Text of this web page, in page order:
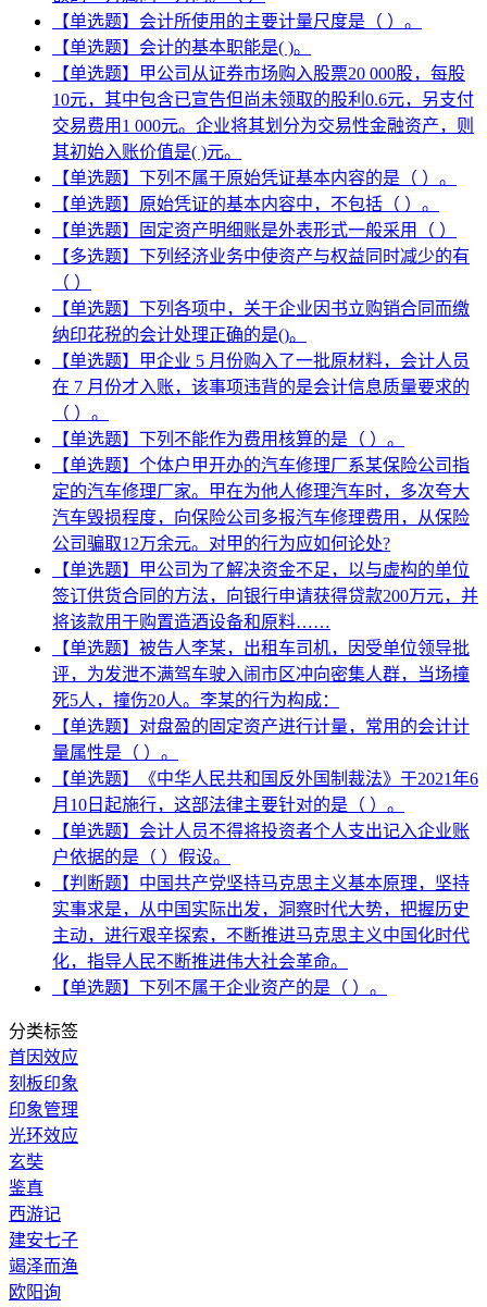
【单选题】会计所使用的主要计量尺度是（ ）。
【单选题】会计的基本职能是( )。
【单选题】甲公司从证券市场购入股票20 000股，每股
10元，其中包含已宣告但尚未领取的股利0.6元，另支付
交易费用1 000元。企业将其划分为交易性金融资产，则
其初始入账价值是( )元。
【单选题】下列不属于原始凭证基本内容的是（ ）。
【单选题】原始凭证的基本内容中，不包括（ ）。
【单选题】固定资产明细账是外表形式一般采用（ ）
【多选题】下列经济业务中使资产与权益同时减少的有
（ ）
【单选题】下列各项中，关于企业因书立购销合同而缴
纳印花税的会计处理正确的是()。
【单选题】甲企业 5 月份购入了一批原材料，会计人员
在 7 月份才入账，该事项违背的是会计信息质量要求的
（ ）。
【单选题】下列不能作为费用核算的是（ ）。
【单选题】个体户甲开办的汽车修理厂系某保险公司指
定的汽车修理厂家。甲在为他人修理汽车时，多次夸大
汽车毁损程度，向保险公司多报汽车修理费用，从保险
公司骗取12万余元。对甲的行为应如何论处?
【单选题】甲公司为了解决资金不足，以与虚构的单位
签订供货合同的方法，向银行申请获得贷款200万元，并
将该款用于购置造酒设备和原料……
【单选题】被告人李某，出租车司机，因受单位领导批
评，为发泄不满驾车驶入闹市区冲向密集人群，当场撞
死5人，撞伤20人。李某的行为构成：
【单选题】对盘盈的固定资产进行计量，常用的会计计
量属性是（ ）。
【单选题】《中华人民共和国反外国制裁法》于2021年6
月10日起施行，这部法律主要针对的是（ ）。
【单选题】会计人员不得将投资者个人支出记入企业账
户依据的是（ ）假设。
【判断题】中国共产党坚持马克思主义基本原理，坚持
实事求是，从中国实际出发，洞察时代大势，把握历史
主动，进行艰辛探索，不断推进马克思主义中国化时代
化，指导人民不断推进伟大社会革命。
【单选题】下列不属于企业资产的是（ ）。
分类标签
首因效应
刻板印象
印象管理
光环效应
玄奘
鉴真
西游记
建安七子
竭泽而渔
欧阳询